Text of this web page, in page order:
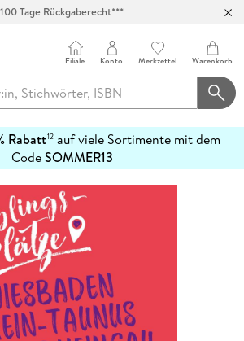
100 Tage Rückgaberecht***
Filiale Konto Merkzettel Warenkorb
Rabatt12auf viele Sortimente mit dem
CodeSOMMER13